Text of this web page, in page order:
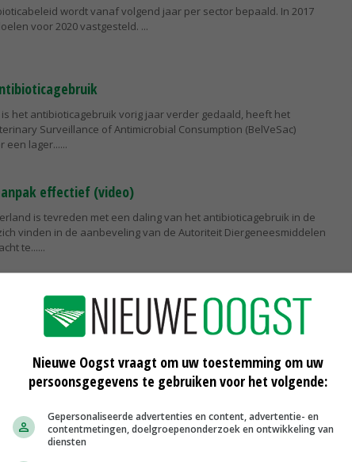
wordt vanaf volgend jaar per sector bepaald. In 2017
voor 2020 vastgesteld.
is het antibioticagebruik vorig jaar verder gedaald, heeft het
Surveillance of Antimicrobial Consumption (BelVeSac)
een lager...
effectief (video)
is tevreden met een daling van het antibioticagebruik in de
vinden in de aanbeveling van de Autoriteit Diergeneesmiddelen
te...
melden antibioticagebruik
pluimveehouders is proces-verbaal opgemaakt. Ze worden
te hebben laten slachten zonder te melden dat de dieren
behandeld.
dat bedrijven met aantoonbaar goede resultaten op het
beloond moeten worden met extra ruimte rond het
geeft een positieve prikkel aan...
Nieuwe Oogst vraagt om uw toestemming om uw
persoonsgegevens te gebruiken voor het volgende:
Gepersonaliseerde advertenties en content, advertentie- en
contentmetingen, doelgroepenonderzoek en ontwikkeling van
diensten